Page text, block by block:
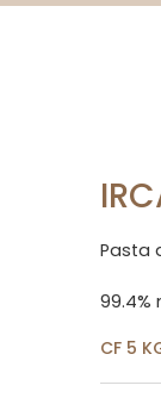
Pasta
99.4%
CF 5